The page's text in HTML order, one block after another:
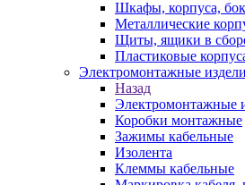
Шкафы, корпуса,
Металлические
Щиты, ящики в
Пластиковые
Электромонтажные
Назад
Электромонтажные
Коробки монтажные
Зажимы кабельные
Изолента
Клеммы кабельные